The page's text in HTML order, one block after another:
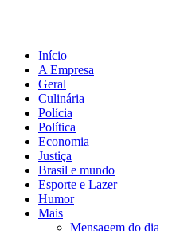
Início
A Empresa
Geral
Culinária
Polícia
Política
Economia
Justiça
Brasil e mundo
Esporte e Lazer
Humor
Mais
Mensagem do dia